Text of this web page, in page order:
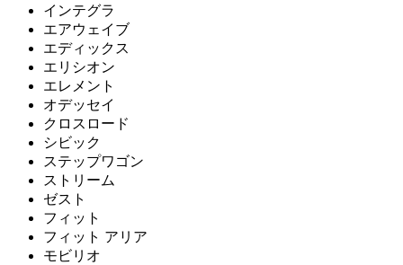
インテグラ
エアウェイブ
エディックス
エリシオン
エレメント
オデッセイ
クロスロード
シビック
ステップワゴン
ストリーム
ゼスト
フィット
フィット アリア
モビリオ